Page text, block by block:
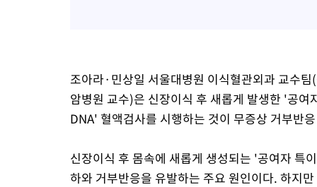
조아라·민상일 서울대병원 이식혈관외과 교수
암병원 교수)은 신장이식 후 새롭게 발생한 '공
DNA' 혈액검사를 시행하는 것이 무증상 거부반
신장이식 후 몸속에 새롭게 생성되는 '공여자 특
하와 거부반응을 유발하는 주요 원인이다. 하지